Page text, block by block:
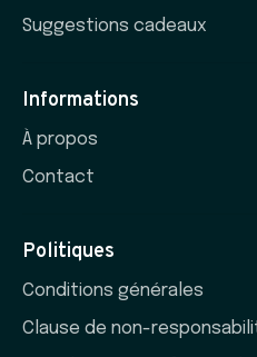
Suggestions cadeaux
Informations
À propos
Contact
Politiques
Conditions générales
Clause de non-